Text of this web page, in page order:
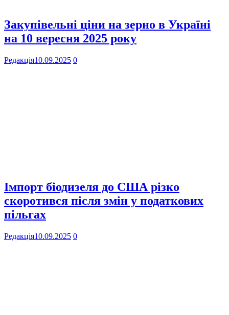
Закупівельні ціни на зерно в Україні
на 10 вересня 2025 року
Редакція10.09.2025 0
Імпорт біодизеля до США різко
скоротився після змін у податкових
пільгах
Редакція10.09.2025 0